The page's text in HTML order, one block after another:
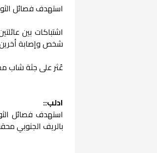
استهدف فصائل
اشتباكات بين
شخص وإصابة
عُثر على جثة شاب
ادلب::
استهدف فصائل
بالريف الجنوبي